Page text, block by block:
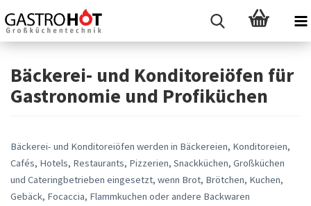
Bäckerei- und Konditoreiöfen für
Gastronomie und Profiküchen
Bäckerei- und Konditoreiöfen werden in Bäckereien, Konditoreien,
Cafés, Hotels, Restaurants, Pizzerien, Snackküchen, Großküchen
und Cateringbetrieben eingesetzt, wenn Brot, Brötchen, Kuchen,
Gebäck, Focaccia, Flammkuchen oder andere Backwaren